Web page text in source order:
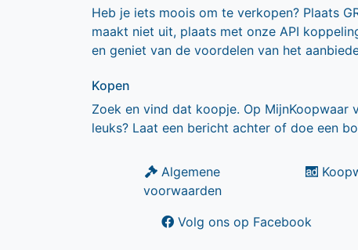
Heb je iets moois om te verkopen? Plaats
maakt niet uit, plaats met onze API
en geniet van de voordelen van het
Kopen
Zoek en vind dat koopje. Op MijnKoopwaar
leuks? Laat een bericht achter of doe een
Algemene
voorwaarden
Volg ons op Facebook